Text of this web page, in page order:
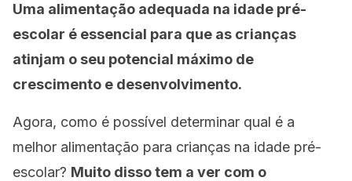
Uma alimentação adequada na idade pré-
escolar é essencial para que as crianças
atinjam o seu potencial máximo de
crescimento e desenvolvimento.
Agora, como é possível determinar qual é a
melhor alimentação para crianças na idade pré-
escolar? Muito disso tem a ver com o